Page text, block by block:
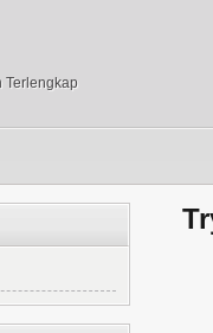
Terlengkap